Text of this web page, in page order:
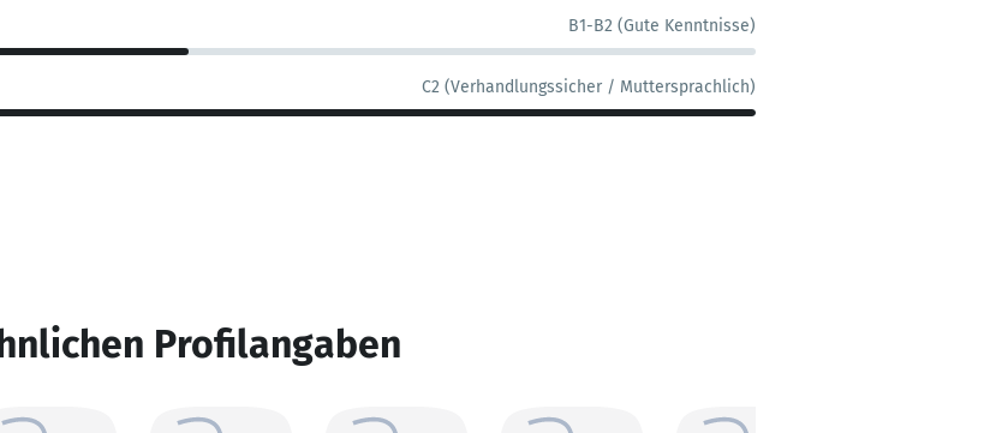
B1-B2 (Gute Kenntnisse)
C2 (Verhandlungssicher / Muttersprachlich)
Profilangaben